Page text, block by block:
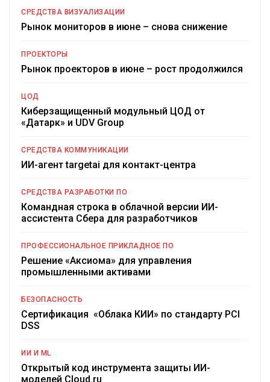
СРЕДСТВА ВИЗУАЛИЗАЦИИ
Рынок мониторов в июне – снова снижение
ПРОЕКТОРЫ
Рынок проекторов в июне – рост продолжился
ЦОД
Киберзащищенный модульный ЦОД от
«Датарк» и UDV Group
СРЕДСТВА КОММУНИКАЦИИ
ИИ-агент targetai для контакт-центра
СРЕДСТВА РАЗРАБОТКИ ПО
Командная строка в облачной версии ИИ-
ассистента Сбера для разработчиков
ПРОФЕССИОНАЛЬНОЕ ПРИКЛАДНОЕ ПО
Решение «Аксиома» для управления
промышленными активами
БЕЗОПАСНОСТЬ
Сертификация «Облака КИИ» по стандарту PCI
DSS
ИИ И ML
Открытый код инструмента защиты ИИ-
моделей Cloud.ru